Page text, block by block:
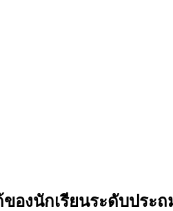
งนักเรียนระดับประ